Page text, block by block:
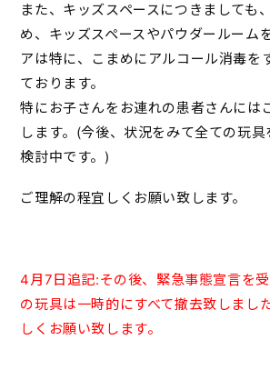
また、キッズスペースにつきましても
め、キッズスペースやパウダールーム
アは特に、こまめにアルコール消毒を
ております。
特にお子さんをお連れの患者さんには
します。(今後、状況をみて全ての玩
検討中です。)
ご理解の程宜しくお願い致します。
4月7日追記:その後、緊急事態宣言を
の玩具は一時的にすべて撤去致しまし
しくお願い致します。